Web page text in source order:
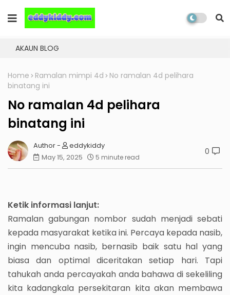
AKAUN BLOG
Home Ramalan mimpi 4d
No ramalan 4d pelihara
binatang ini
No ramalan 4d pelihara
binatang ini
eddykiddy
May 15, 2025
5 minute read
0
Ketik informasi lanjut:
Ramalan gabungan nombor sudah menjadi sebati
kepada masyarakat ketika ini. Percaya kepada nasib,
ingin mencuba nasib, bernasib baik satu hal yang
biasa dan optimal diceritakan setiap hari. Tapi
tahukah anda percayakah anda bahawa di sekeliling
kita kadangkala persekitaran kita akan membawa